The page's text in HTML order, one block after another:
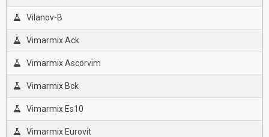
Vilanov-B
Vimarmix Ack
Vimarmix Ascorvim
Vimarmix Bck
Vimarmix Es10
Vimarmix Eurovit